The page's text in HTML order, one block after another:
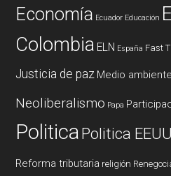
Economía Ecuador Educación
Colombia ELN España Fast
Justicia de paz Medio ambiente
Neoliberalismo Papa
PoliticaPolitica EEUU
Reforma tributaria religión